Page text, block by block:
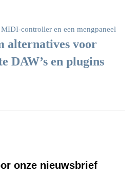
alternatives voor
DAW’s en plugins
onze nieuwsbrief